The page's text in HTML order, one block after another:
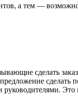
а тем —
сделать